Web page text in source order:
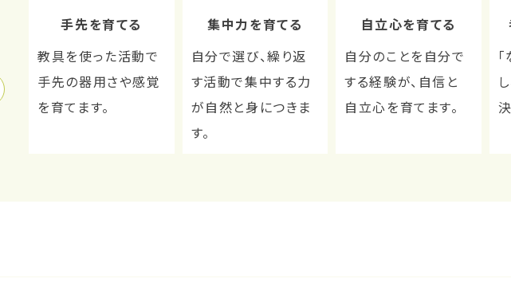
手先を育てる
教具を使った活動で
手先の器用さや感覚
を育てます。
集中力を育てる
自分で選び、繰り返
す活動で集中する力
が自然と身につきま
す。
自立心を育てる
自分のことを自分で
する経験が、自信と
自立心を育てます。